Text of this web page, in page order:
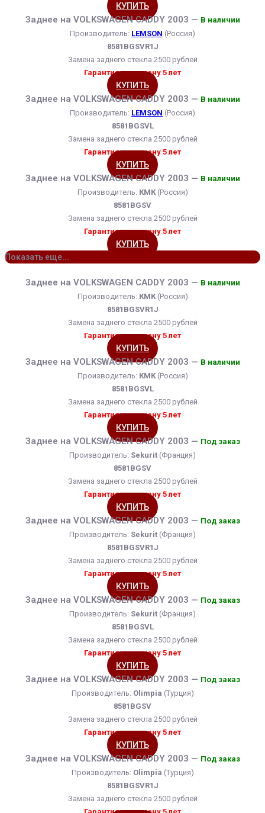
КУПИТЬ
Заднее на VOLKSWAGEN CADDY 2003 — В наличии
Производитель: LEMSON (Россия)
8581BGSVR1J
Замена заднего стекла 2500 рублей
Гарантия на замену 5 лет
КУПИТЬ
Заднее на VOLKSWAGEN CADDY 2003 — В наличии
Производитель: LEMSON (Россия)
8581BGSVL
Замена заднего стекла 2500 рублей
Гарантия на замену 5 лет
КУПИТЬ
Заднее на VOLKSWAGEN CADDY 2003 — В наличии
Производитель: КМК(Россия)
8581BGSV
Замена заднего стекла 2500 рублей
Гарантия на замену 5 лет
КУПИТЬ
Показать еще...
Заднее на VOLKSWAGEN CADDY 2003 — В наличии
Производитель: КМК(Россия)
8581BGSVR1J
Замена заднего стекла 2500 рублей
Гарантия на замену 5 лет
КУПИТЬ
Заднее на VOLKSWAGEN CADDY 2003 — В наличии
Производитель: КМК(Россия)
8581BGSVL
Замена заднего стекла 2500 рублей
Гарантия на замену 5 лет
КУПИТЬ
Заднее на VOLKSWAGEN CADDY 2003 — Под заказ
Производитель: Sekurit (Франция)
8581BGSV
Замена заднего стекла 2500 рублей
Гарантия на замену 5 лет
КУПИТЬ
Заднее на VOLKSWAGEN CADDY 2003 — Под заказ
Производитель: Sekurit (Франция)
8581BGSVR1J
Замена заднего стекла 2500 рублей
Гарантия на замену 5 лет
КУПИТЬ
Заднее на VOLKSWAGEN CADDY 2003 — Под заказ
Производитель: Sekurit (Франция)
8581BGSVL
Замена заднего стекла 2500 рублей
Гарантия на замену 5 лет
КУПИТЬ
Заднее на VOLKSWAGEN CADDY 2003 — Под заказ
Производитель: Olimpia (Турция)
8581BGSV
Замена заднего стекла 2500 рублей
Гарантия на замену 5 лет
КУПИТЬ
Заднее на VOLKSWAGEN CADDY 2003 — Под заказ
Производитель: Olimpia (Турция)
8581BGSVR1J
Замена заднего стекла 2500 рублей